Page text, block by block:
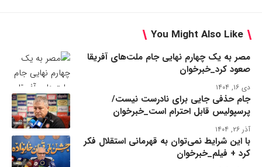
You Might Also Like
مصر به یک چهارم نهایی جام ملت‌های آفریقا
صعود کرد_خبرخوان
دی ۱۶, ۱۴۰۴
جام حذفی جایی برای نادرست نیست/
پرسپولیس قابل احترام است_خبرخوان
آذر ۲۶, ۱۴۰۴
با این شرایط نمی‌توان به قهرمانی استقلال فکر
کرد + فیلم_خبرخوان